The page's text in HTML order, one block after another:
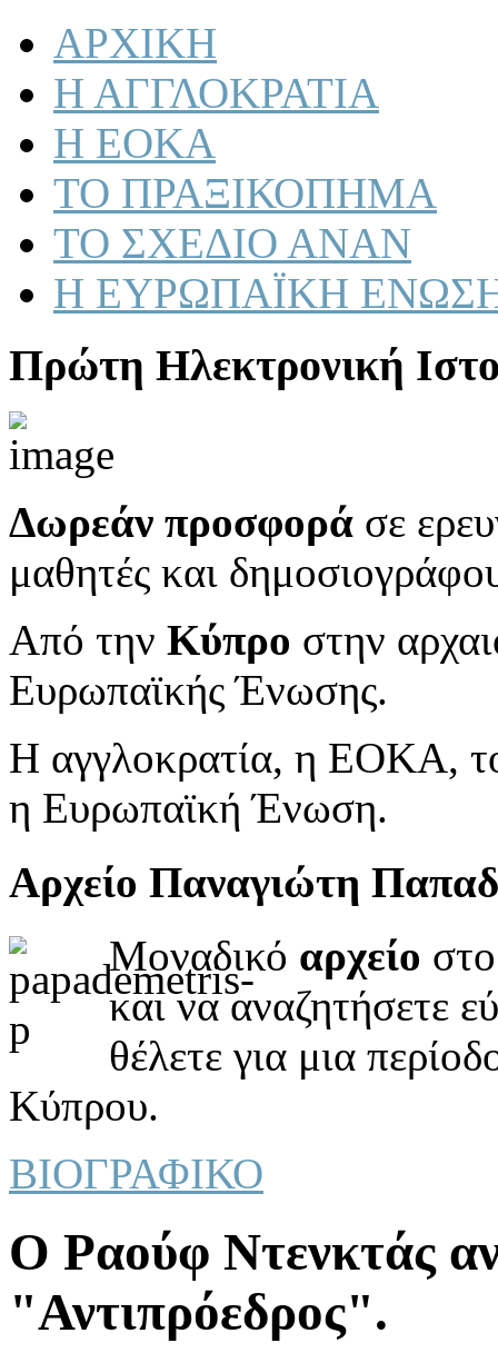
ΑΡΧΙΚΗ
Η ΑΓΓΛΟΚΡΑΤΙΑ
Η ΕΟΚΑ
ΤΟ ΠΡΑΞΙΚΟΠΗΜΑ
ΤΟ ΣΧΕΔΙΟ ΑΝΑΝ
Η ΕΥΡΩΠΑΪΚΗ
Πρώτη Ηλεκτρονική
Δωρεάν προσφορά σε
μαθητές και
Από την Κύπρο στην
Ευρωπαϊκής Ένωσης.
Η αγγλοκρατία, η ΕΟΚΑ,
η Ευρωπαϊκή Ένωση.
Αρχείο Παναγιώτη
Μοναδικό αρχείο
και να αναζητήσετε
θέλετε για μια
Κύπρου.
ΒΙΟΓΡΑΦΙΚΟ
Ο Ραούφ Ντενκτάς
"Αντιπρόεδρος".